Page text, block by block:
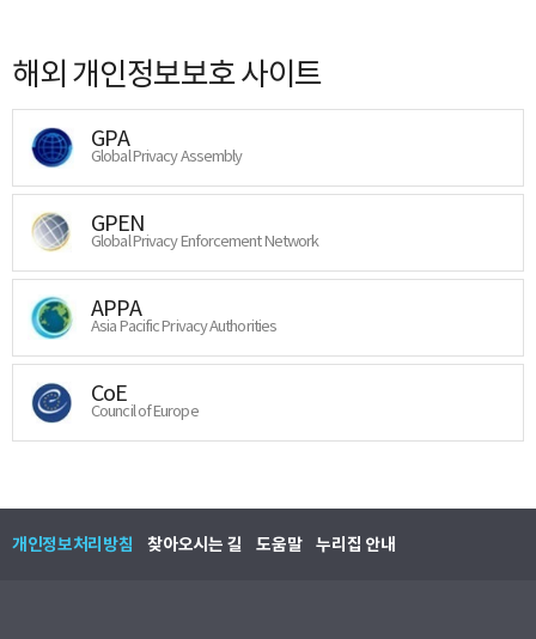
해외 개인정보보호 사이트
GPA
Global Privacy Assembly
GPEN
Global Privacy Enforcement Network
APPA
Asia Pacific Privacy Authorities
CoE
Council of Europe
개인정보처리방침 찾아오시는 길 도움말 누리집 안내